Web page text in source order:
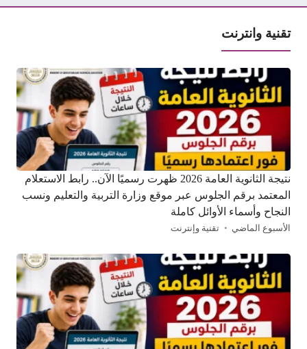
تقنية وانترنت
نتيجة الثانوية العامة 2026 ظهرت رسميًا الآن.. رابط الاستعلام
المعتمد برقم الجلوس عبر موقع وزارة التربية والتعليم ونسب
النجاح وأسماء الأوائل كاملة
الأسبوع الماضي تقنية وإنترنت